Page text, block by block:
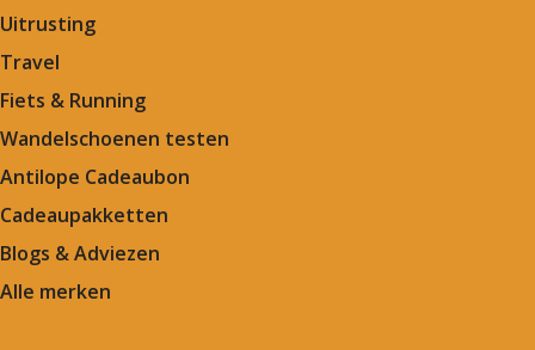
Uitrusting
Travel
Fiets & Running
Wandelschoenen testen
Antilope Cadeaubon
Cadeaupakketten
Blogs & Adviezen
Alle merken